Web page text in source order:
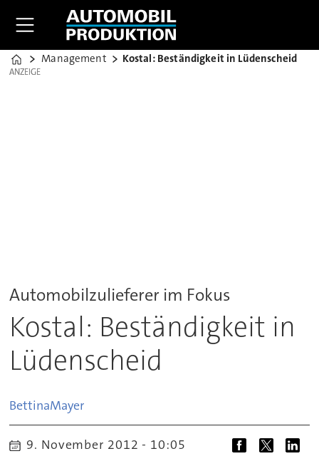
Home
Management Kostal: Beständigkeit in Lüdenscheid
ANZEIGE
ANZEIGE
Automobilzulieferer im Fokus
Kostal: Beständigkeit in
Lüdenscheid
BettinaMayer
9. November 2012 - 10:05